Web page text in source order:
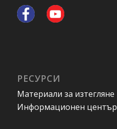
РЕСУРСИ
Материали за изтегляне
Информационен център